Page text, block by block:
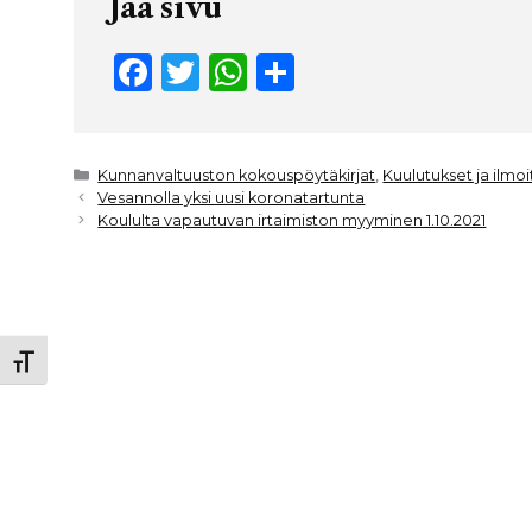
Toggle Font size
Jaa sivu
F
e
b
T
t
e
W
ts
A
e
Kategoriat
Kunnanvaltuuston kokouspöytäkirjat Kuulutukset ja
Vesannolla yksi uusi koronatartunta
Koululta vapautuvan irtaimiston myyminen 1.10.2021